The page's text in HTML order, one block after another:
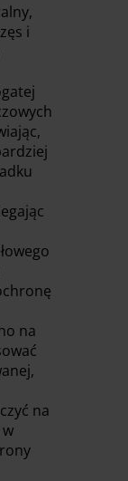
i
na
na